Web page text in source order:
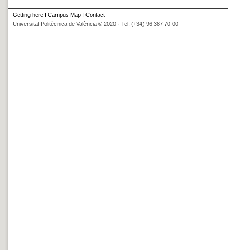
Getting here I Campus Map I Contact
Universitat Politècnica de València © 2020 · Tel. (+34) 96 387 70 00